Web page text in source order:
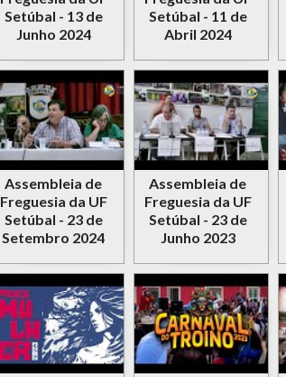
Setúbal - 13 de
Junho 2024
Setúbal - 11 de
Abril 2024
Assembleia de
Freguesia da UF
Setúbal - 23 de
Setembro 2024
Assembleia de
Freguesia da UF
Setúbal - 23 de
Junho 2023